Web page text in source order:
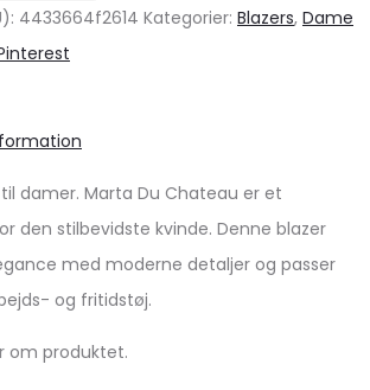
4433664f2614 Kategorier: Blazers, Dame
damer. Marta Du Chateau er et
den stilbevidste kvinde. Denne blazer
med moderne detaljer og passer
og fritidstøj.
om produktet.